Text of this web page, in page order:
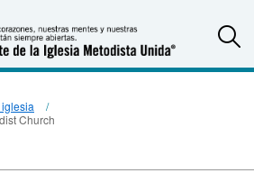
Church